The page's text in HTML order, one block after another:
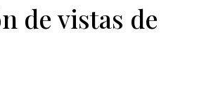
de vistas de